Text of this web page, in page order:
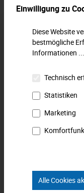
Zum Merkzettel
Beschreibung
Kraftentfaltung.
Downloads
Technische Daten
Produkt FAQs
Einwilligung zu
Diese Website
bestmögliche
Informationen ...
Technisch
Statistiken
Marketing
Alle Cookies